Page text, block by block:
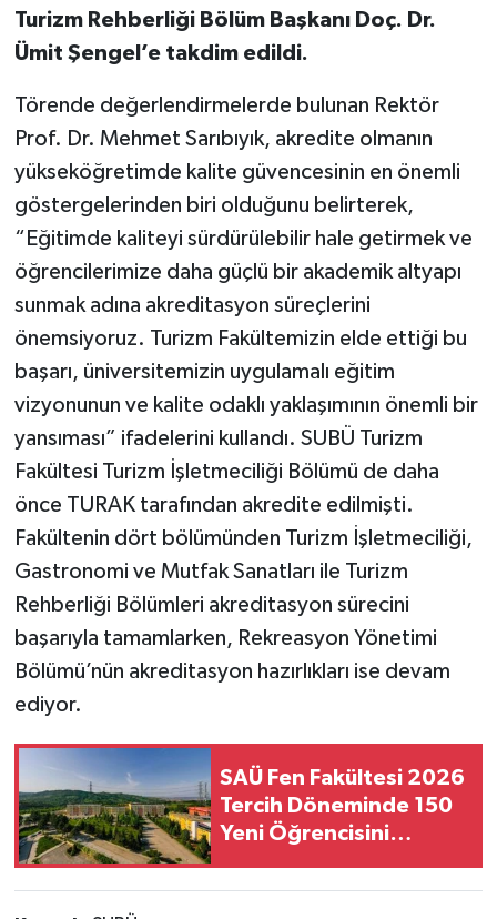
Turizm Rehberliği Bölüm Başkanı Doç. Dr.
Ümit Şengel’e takdim edildi.
Törende değerlendirmelerde bulunan Rektör
Prof. Dr. Mehmet Sarıbıyık, akredite olmanın
yükseköğretimde kalite güvencesinin en önemli
göstergelerinden biri olduğunu belirterek,
“Eğitimde kaliteyi sürdürülebilir hale getirmek ve
öğrencilerimize daha güçlü bir akademik altyapı
sunmak adına akreditasyon süreçlerini
önemsiyoruz. Turizm Fakültemizin elde ettiği bu
başarı, üniversitemizin uygulamalı eğitim
vizyonunun ve kalite odaklı yaklaşımının önemli bir
yansıması” ifadelerini kullandı. SUBÜ Turizm
Fakültesi Turizm İşletmeciliği Bölümü de daha
önce TURAK tarafından akredite edilmişti.
Fakültenin dört bölümünden Turizm İşletmeciliği,
Gastronomi ve Mutfak Sanatları ile Turizm
Rehberliği Bölümleri akreditasyon sürecini
başarıyla tamamlarken, Rekreasyon Yönetimi
Bölümü’nün akreditasyon hazırlıkları ise devam
ediyor.
SAÜ Fen Fakültesi 2026
Tercih Döneminde 150
Yeni Öğrencisini